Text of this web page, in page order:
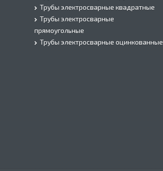
Трубы электросварные квадратные
Трубы электросварные
прямоугольные
Трубы электросварные оцинкованные